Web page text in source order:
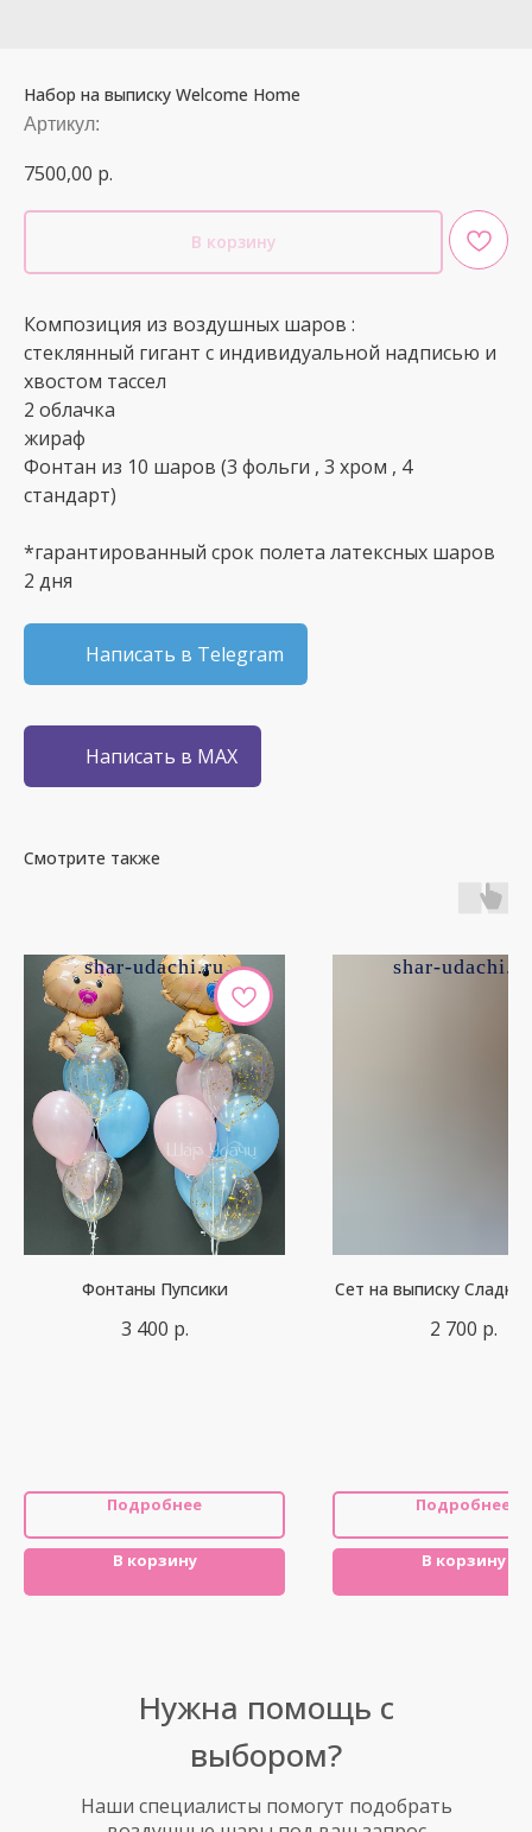
Набор на выписку Welcome Home
Артикул:
7500,00 р.
В корзину
Композиция из воздушных шаров :
стеклянный гигант с индивидуальной надписью и
хвостом тассел
2 облачка
жираф
Фонтан из 10 шаров (3 фольги , 3 хром , 4
стандарт)
*гарантированный срок полета латексных шаров
2 дня
Написать в Telegram
Написать в MAX
Смотрите также
shar-udachi.ru
Фонтаны Пупсики
3 400 р.
Подробнее
В корзину
shar-udachi.ru
Сет на выписку
2 700 р.
Подробнее
В корзину
Наши специалисты помогут подобрать
Нужна помощь с
выбором?